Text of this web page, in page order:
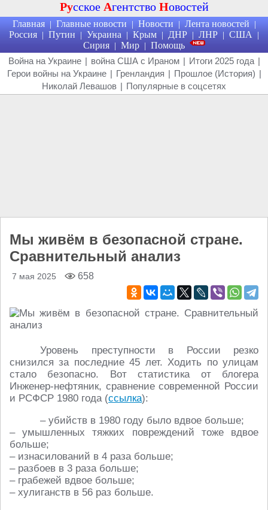
Русское Агентство Новостей
Главная | Главные новости | Новости | Лента новостей |
Россия | Путин | Украина | Крым | ДНР | ЛНР | США |
Сирия | Мир | Помощь
Война на Украине | война США с Ираном | Итоги 2025 года |
Герои войны на Украине | Гренландия | Прошлое (История) |
Николай Левашов | Популярные в соцсетях
Мы живём в безопасной стране.
Сравнительный анализ
7 мая 2025 658
Уровень преступности в России резко
снизился за последние 45 лет. Ходить по улицам
стало безопасно. Вот статистика от блогера
Инженер-нефтяник, сравнение современной России
и РСФСР 1980 года (ссылка):
– убийств в 1980 году было вдвое больше;
– умышленных тяжких повреждений тоже вдвое
больше;
– изнасилований в 4 раза больше;
– разбоев в 3 раза больше;
– грабежей вдвое больше;
– хулиганств в 56 раз больше.